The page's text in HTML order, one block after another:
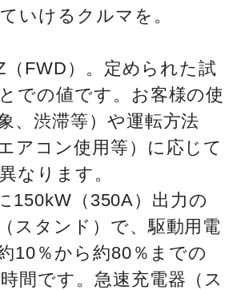
いけるクルマを。
（FWD）。定められた試
での値です。お客様の使
、渋滞等）や運転方法
アコン使用等）に応じて
なります。
150kW（350A）出力の
スタンド）で、駆動用電
10％から約80％までの
間です。急速充電器（ス